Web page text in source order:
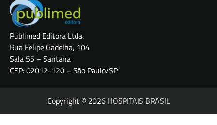
Publimed Editora Ltda.
Rua Felipe Gadelha, 104
Sala 55 – Santana
CEP: 02012-120 – São Paulo/SP
Copyright © 2026 HOSPITAIS BRASIL